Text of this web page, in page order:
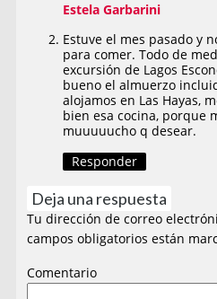
Estela Garbarini
Estuve el mes pasado y
para comer. Todo de
excursión de Lagos
bueno el almuerzo
alojamos en Las Hayas,
bien esa cocina, porque
muuuuucho q desear.
Responder
Deja una respuesta
Tu dirección de correo
campos obligatorios están
Comentario